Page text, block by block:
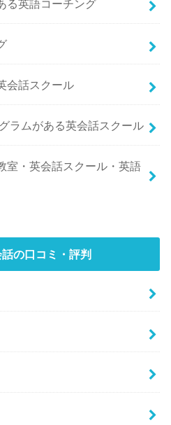
る英語コーチング
会話スクール
ラムがある英会話スクール
室・英会話スクール・英語
の口コミ・評判